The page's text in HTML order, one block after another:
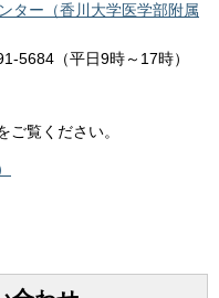
ター（香川大学医学部附属
5684（平日9時～17時）
ご覧ください。